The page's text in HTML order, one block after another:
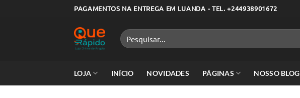
PAGAMENTOS NA ENTREGA EM LUANDA - TEL. +244938901672
Pesquisar
por:
LOJA INÍCIO NOVIDADES PÁGINAS NOSSO BLOG